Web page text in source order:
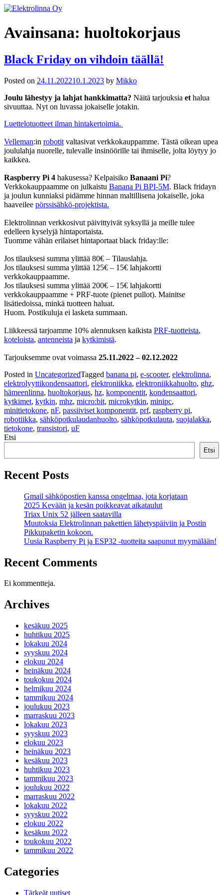
Skip
content
Elektrolinna Oy
Verkkokauppa
Avainsana: huoltokorjaus
Black Friday on vihdoin täällä!
Posted on 24.11.202210.1.2023 by Mikko
Joulu lähestyy ja lahjat hankkimatta? Näitä tarjouksia et halua
sivuuttaa. Nyt on luvassa jokaiselle jotakin.
Luettelotuotteet ilman hintakertoimia.
Velleman:in robotit valtasivat verkkokauppamme. Tästä oikean upea
joululahja nuorelle, tulevalle insinöörille tai ihmiselle, jolta löytyy jo
kaikkea.
Raspberry Pi 4 hakusessa? Kelpaisiko Banaani Pi?
Verkkokauppaamme on julkaistu Banana Pi BPI-5M. Black fridayn
ja joulun kunniaksi pidämme hinnan maltillisena jokaiselle, joka
haaveilee pörssisähkö-projektista.
Elektrolinnan verkkosivut päivittyivät syksyllä ja meille tulee
edelleen kyselyjä hintaportaista.
Tuomme vähän erilaiset hintaportaat black friday:lle:
Jos tilauksesi summa ylittää 80€ – Tilauslahja.
Jos tilauksesi summa ylittää 125€ – 15€ lahjakortti
verkkokauppaamme.
Jos tilauksesi summa ylittää 200€ – 15€ lahjakortti
verkkokauppaamme + PRF-tuote (pienet pullot). Mainitse
lisätiedoissa, minkä tuotteen haluat.
Huom. Postikuluja ei lasketa summaan.
Liikkeessä tarjoamme 10% alennuksen kaikista PRF-tuotteista,
koteloista, antenneista ja kytkimistä.
Tarjouksemme ovat voimassa 25.11.2022 – 02.12.2022
Posted in UncategorizedTagged banana pi, e-scooter, elektrolinna,
elektrolyyttikondensaattori, elektroniikka, elektroniikkahuolto, ghz,
hämeenlinna, huoltokorjaus, hz, komponentit, kondensaattori,
kytkimet, kytkin, mhz, micro:bit, microkytkin, minipc,
minitietokone, nF, passiiviset komponentit, prf, raspberry pi,
robotiikka, sähköpotkulaudanhuolto, sähköpotkulauta, suojalakka,
tietokone, transistori, uF
Etsi
Etsi
Recent Posts
Gmail sähköpostien kanssa ongelmaa, jota korjataan
2025 Kevään ja kesän poikkeavat aikataulut
Triax Unix 52 jälleen saatavilla
Muutoksia Elektrolinnan pakettien lähetyspäiviin ja Postin
Pikkupaketin kokoon.
Uusia Raspberry Pi ja ESP32 -tuotteita saapunut myymälään!
Recent Comments
Ei kommentteja.
Archives
kesäkuu 2025
huhtikuu 2025
lokakuu 2024
syyskuu 2024
elokuu 2024
heinäkuu 2024
toukokuu 2024
helmikuu 2024
tammikuu 2024
joulukuu 2023
marraskuu 2023
lokakuu 2023
syyskuu 2023
elokuu 2023
heinäkuu 2023
kesäkuu 2023
huhtikuu 2023
tammikuu 2023
joulukuu 2022
marraskuu 2022
lokakuu 2022
syyskuu 2022
elokuu 2022
kesäkuu 2022
toukokuu 2022
tammikuu 2022
Categories
Tärkeät uutiset